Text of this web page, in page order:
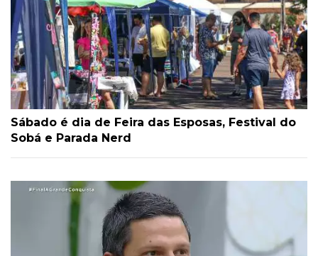
Sábado é dia de Feira das Esposas, Festival do
Sobá e Parada Nerd